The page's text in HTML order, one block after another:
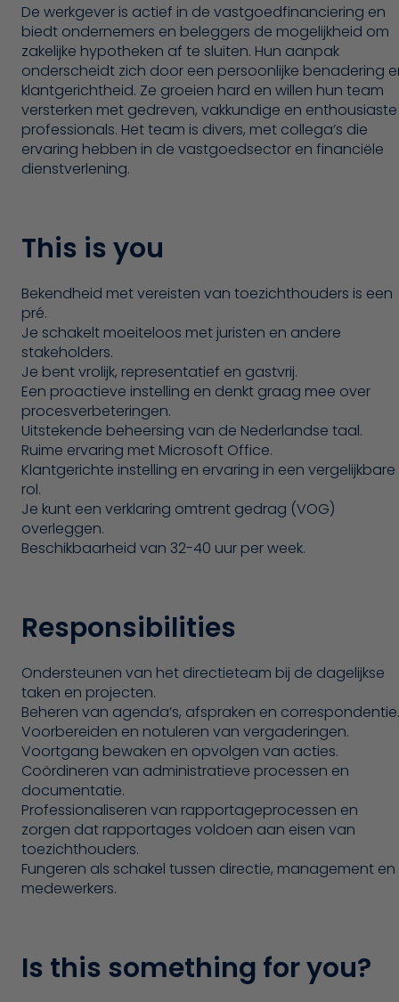
De werkgever is actief in de vastgoedfinanciering en
biedt ondernemers en beleggers de mogelijkheid om
zakelijke hypotheken af te sluiten. Hun aanpak
onderscheidt zich door een persoonlijke benadering
klantgerichtheid. Ze groeien hard en willen hun team
versterken met gedreven, vakkundige en enthousiaste
professionals. Het team is divers, met collega’s die
ervaring hebben in de vastgoedsector en financiële
dienstverlening.
This is you
Bekendheid met vereisten van toezichthouders is een
pré.
Je schakelt moeiteloos met juristen en andere
stakeholders.
Je bent vrolijk, representatief en gastvrij.
Een proactieve instelling en denkt graag mee over
procesverbeteringen.
Uitstekende beheersing van de Nederlandse taal.
Ruime ervaring met Microsoft Office.
Klantgerichte instelling en ervaring in een vergelijkbare
rol.
Je kunt een verklaring omtrent gedrag (VOG)
overleggen.
Beschikbaarheid van 32-40 uur per week.
Responsibilities
Ondersteunen van het directieteam bij de dagelijkse
taken en projecten.
Beheren van agenda’s, afspraken en correspondentie.
Voorbereiden en notuleren van vergaderingen.
Voortgang bewaken en opvolgen van acties.
Coördineren van administratieve processen en
documentatie.
Professionaliseren van rapportageprocessen en
zorgen dat rapportages voldoen aan eisen van
toezichthouders.
Fungeren als schakel tussen directie, management en
medewerkers.
Is this something for you?